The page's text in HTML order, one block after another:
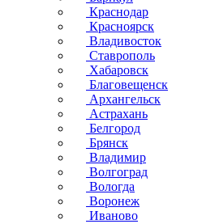
Краснодар
Красноярск
Владивосток
Ставрополь
Хабаровск
Благовещенск
Архангельск
Астрахань
Белгород
Брянск
Владимир
Волгоград
Вологда
Воронеж
Иваново